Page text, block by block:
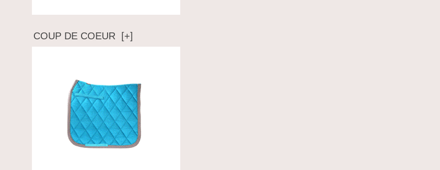
COUP DE COEUR [+]